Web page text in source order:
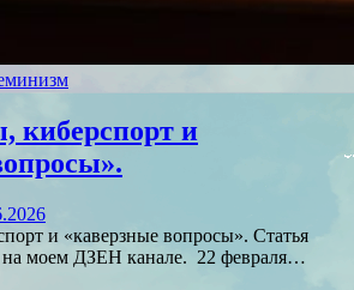
киберспорт и
и «каверзные вопросы». Статья
на моем ДЗЕН канале. 22 февраля…